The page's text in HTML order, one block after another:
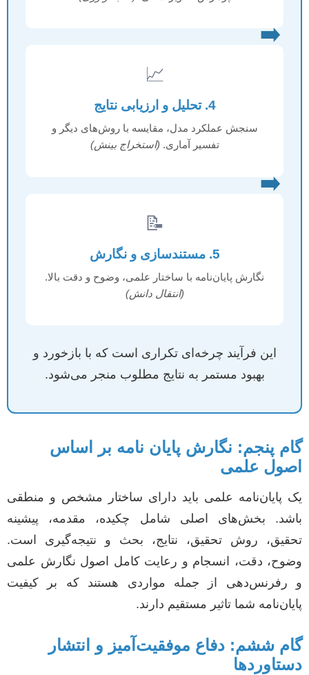
➡️
📈
4. تحلیل و ارزیابی نتایج
سنجش عملکرد مدل، مقایسه با روش‌های دیگر و
تفسیر آماری. (استخراج بینش)
➡️
📝
5. مستندسازی و نگارش
نگارش پایان‌نامه با ساختار علمی، وضوح و دقت بالا.
(انتقال دانش)
این فرآیند چرخه‌ای تکراری است که با بازخورد و
بهبود مستمر به نتایج مطلوب منجر می‌شود.
گام پنجم: نگارش پایان نامه بر اساس
اصول علمی
یک پایان‌نامه علمی باید دارای ساختار مشخص و منطقی
باشد. بخش‌های اصلی شامل چکیده، مقدمه، پیشینه
تحقیق، روش تحقیق، نتایج، بحث و نتیجه‌گیری است.
وضوح، دقت، انسجام و رعایت کامل اصول نگارش علمی
و رفرنس‌دهی از جمله مواردی هستند که بر کیفیت
پایان‌نامه شما تاثیر مستقیم دارند.
گام ششم: دفاع موفقیت‌آمیز و انتشار
دستاوردها